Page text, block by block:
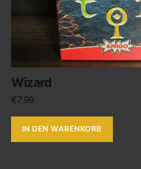
Wizard
€7,99
IN DEN WARENKORB